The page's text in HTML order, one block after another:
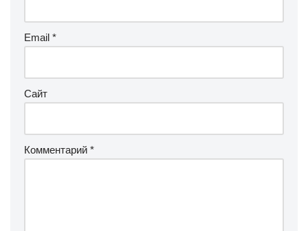
Email *
Сайт
Комментарий *